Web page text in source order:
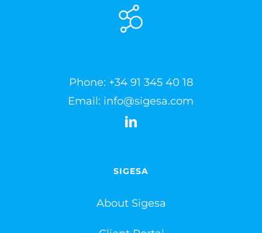
Phone: +34 91 345 40 18
Email: info@sigesa.com
SIGESA
About Sigesa